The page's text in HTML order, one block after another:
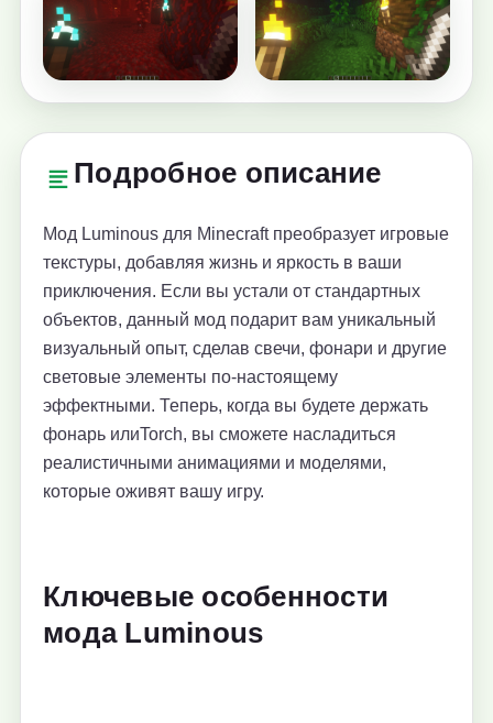
Подробное описание
Мод Luminous для Minecraft преобразует игровые
текстуры, добавляя жизнь и яркость в ваши
приключения. Если вы устали от стандартных
объектов, данный мод подарит вам уникальный
визуальный опыт, сделав свечи, фонари и другие
световые элементы по-настоящему
эффектными. Теперь, когда вы будете держать
фонарь илиTorch, вы сможете насладиться
реалистичными анимациями и моделями,
которые оживят вашу игру.
Ключевые особенности
мода Luminous